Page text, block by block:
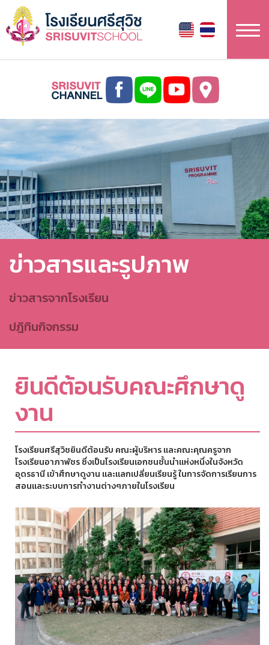
ยัง
เนื้อหา
ข่าวสารและรูปภาพ
ข่าวสารจากโรงเรียน
ปฎิทินกิจกรรม
ยินดีต้อนรับคณะศึกษาดู
งาน
โรงเรียนศรีสุวิชยินดีต้อนรับ คณะผู้บริหาร และคณะคุณครูจาก
โรงเรียนอาภาพัชร ซึ่งเป็นโรงเรียนเอกชนชั้นนำแห่งหนึ่งในจังหวัด
อุดรธานี เข้าศึกษาดูงาน และแลกเปลี่ยนเรียนรู้ ในการจัดการเรียนการ
สอนและระบบการทำงานต่างๆภายในโรงเรียน